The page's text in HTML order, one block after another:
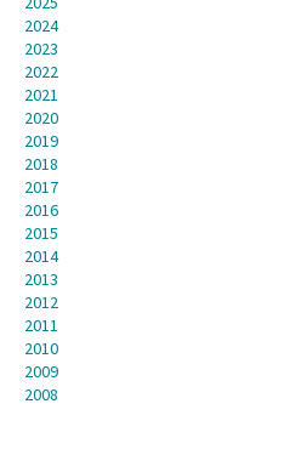
2024
2023
2022
2021
2020
2019
2018
2017
2016
2015
2014
2013
2012
2011
2010
2009
2008